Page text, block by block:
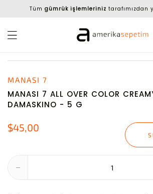
Tüm gümrük işlemleriniz tarafımızdan
MANASI 7
MANASI 7 ALL OVER COLOR
DAMASKINO - 5 G
$45,00